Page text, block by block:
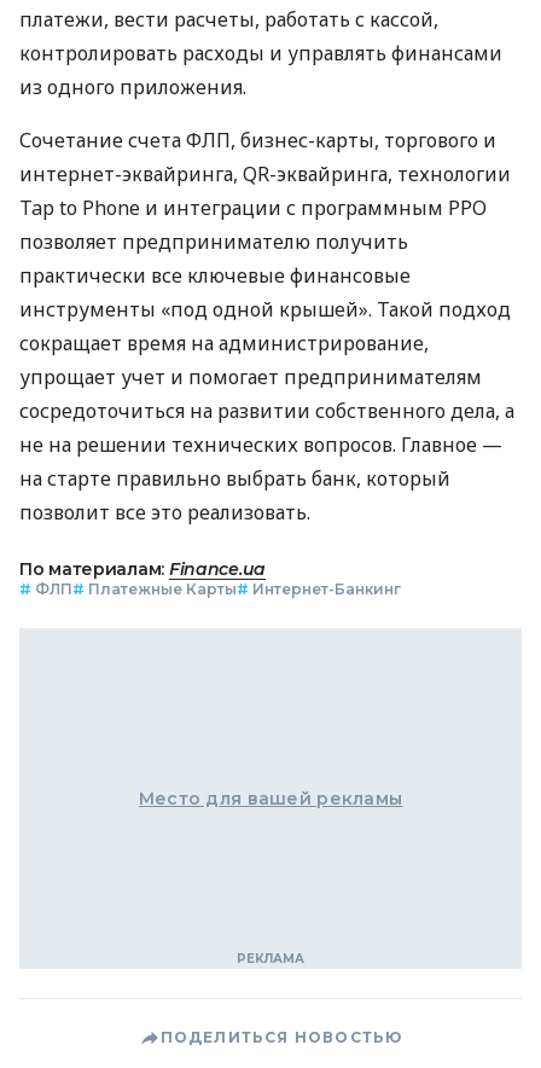
платежи, вести расчеты, работать с кассой,
контролировать расходы и управлять финансами
из одного приложения.
Сочетание счета ФЛП, бизнес-карты, торгового и
интернет-эквайринга, QR-эквайринга, технологии
Tap to Phone и интеграции с программным РРО
позволяет предпринимателю получить
практически все ключевые финансовые
инструменты «под одной крышей». Такой подход
сокращает время на администрирование,
упрощает учет и помогает предпринимателям
сосредоточиться на развитии собственного дела, а
не на решении технических вопросов. Главное —
на старте правильно выбрать банк, который
позволит все это реализовать.
По материалам: Finance.ua
# ФЛП# Платежные Карты# Интернет-Банкинг
Место для вашей рекламы
ПОДЕЛИТЬСЯ НОВОСТЬЮ